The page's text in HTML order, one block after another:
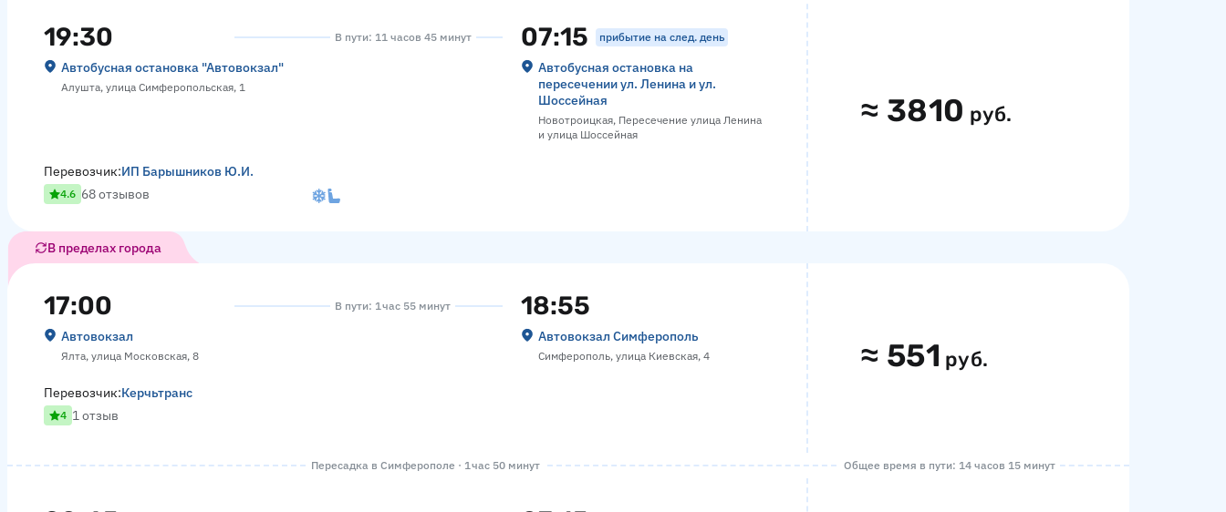
19:30
Автобусная остановка "Автовокзал"
Алушта, улица Симферопольская, 1
В пути: 11 часов 45 минут 07:15 прибытие на след. день
Автобусная остановка на
пересечении ул. Ленина и ул.
Шоссейная
Новотроицкая, Пересечение улица Ленина
и улица Шоссейная
≈ 3810 руб.
Перевозчик:ИП Барышников Ю.И.
4.6 68 отзывов
В пределах города
17:00
Автовокзал
Ялта, улица Московская, 8
В пути: 1 час 55 минут 18:55
Автовокзал Симферополь
Симферополь, улица Киевская, 4 ≈ 551 руб.
Перевозчик:Керчьтранс
4 1 отзыв
Пересадка в Симферополе · 1 час 50 минут Общее время в пути: 14 часов 15 минут